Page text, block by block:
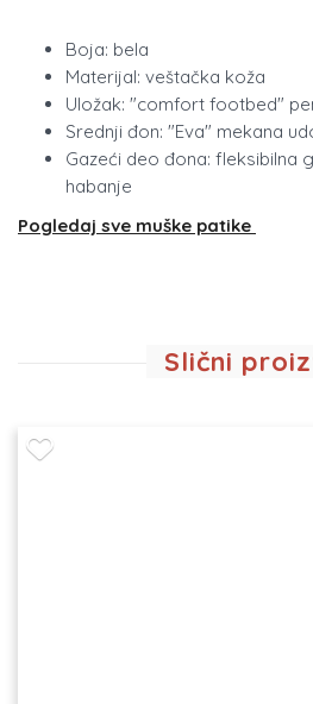
Boja: bela
Materijal: veštačka koža
Uložak: "comfort footbed"
Srednji đon: "Eva" mekana
Gazeći deo đona: fleksibilna
habanje
Pogledaj sve muške patike
Slični